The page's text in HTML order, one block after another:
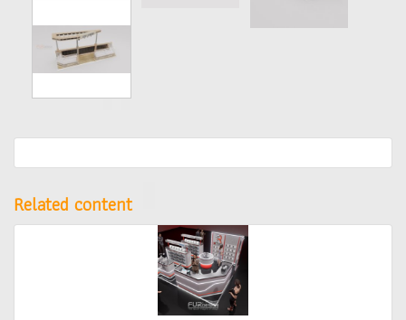
Related content